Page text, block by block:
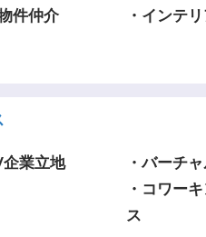
件仲介
・インテ
企業立地
・バーチ
・コワー
ス